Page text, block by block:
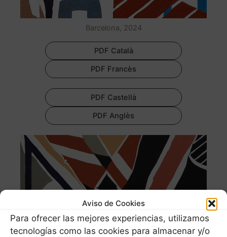
Aviso de Cookies
Para ofrecer las mejores experiencias, utilizamos
tecnologías como las cookies para almacenar y/o
Barcelona, 2024
PDF Català
PDF Francès
PDF Castellà
PDF Anglès